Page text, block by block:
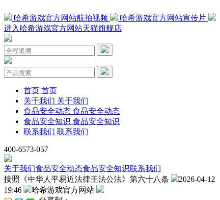
哈希游戏官方网站航拍视频
哈希游戏官方网站宣传片
进入哈希游戏官方网站天猫旗舰店
首页 首页
关于我们 关于我们
食品安全动态 食品安全动态
食品安全知识 食品安全知识
联系我们 联系我们
400-6573-057
关于我们食品安全动态食品安全知识联系我们
按照《中华人平易近法律王法公法》第六十八条
2026-04-12
19:46
哈希游戏官方网站